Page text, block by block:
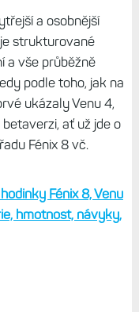
a osobnější
strukturované
a vše průběžně
podle toho, jak na
ukázaly Venu 4,
ať už jde o
Fénix 8 vč.
Fénix 8, Venu
hmotnost, návyky,